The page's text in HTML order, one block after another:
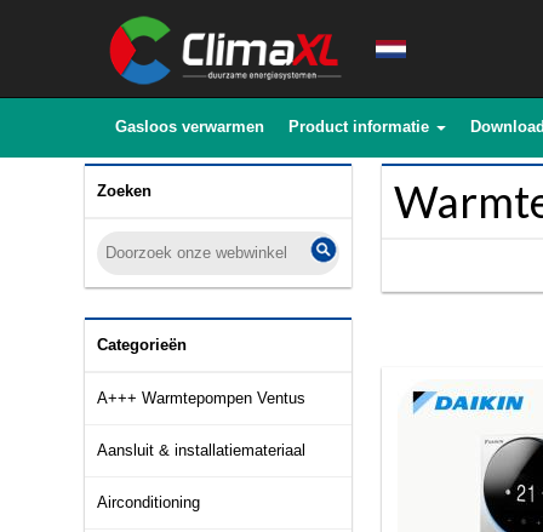
Gasloos verwarmen Product informatie
Zoeken
Categorieën
A+++ Warmtepompen Ventus
Aansluit & installatiemateriaal
Airconditioning